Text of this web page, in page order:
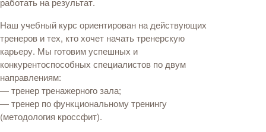
Наш учебный курс ориентирован на действующих
тренеров и тех, кто хочет начать тренерскую
карьеру. Мы готовим успешных и
конкурентоспособных специалистов по двум
направлениям:
— тренер тренажерного зала;
— тренер по функциональному тренингу
(методология кроссфит).